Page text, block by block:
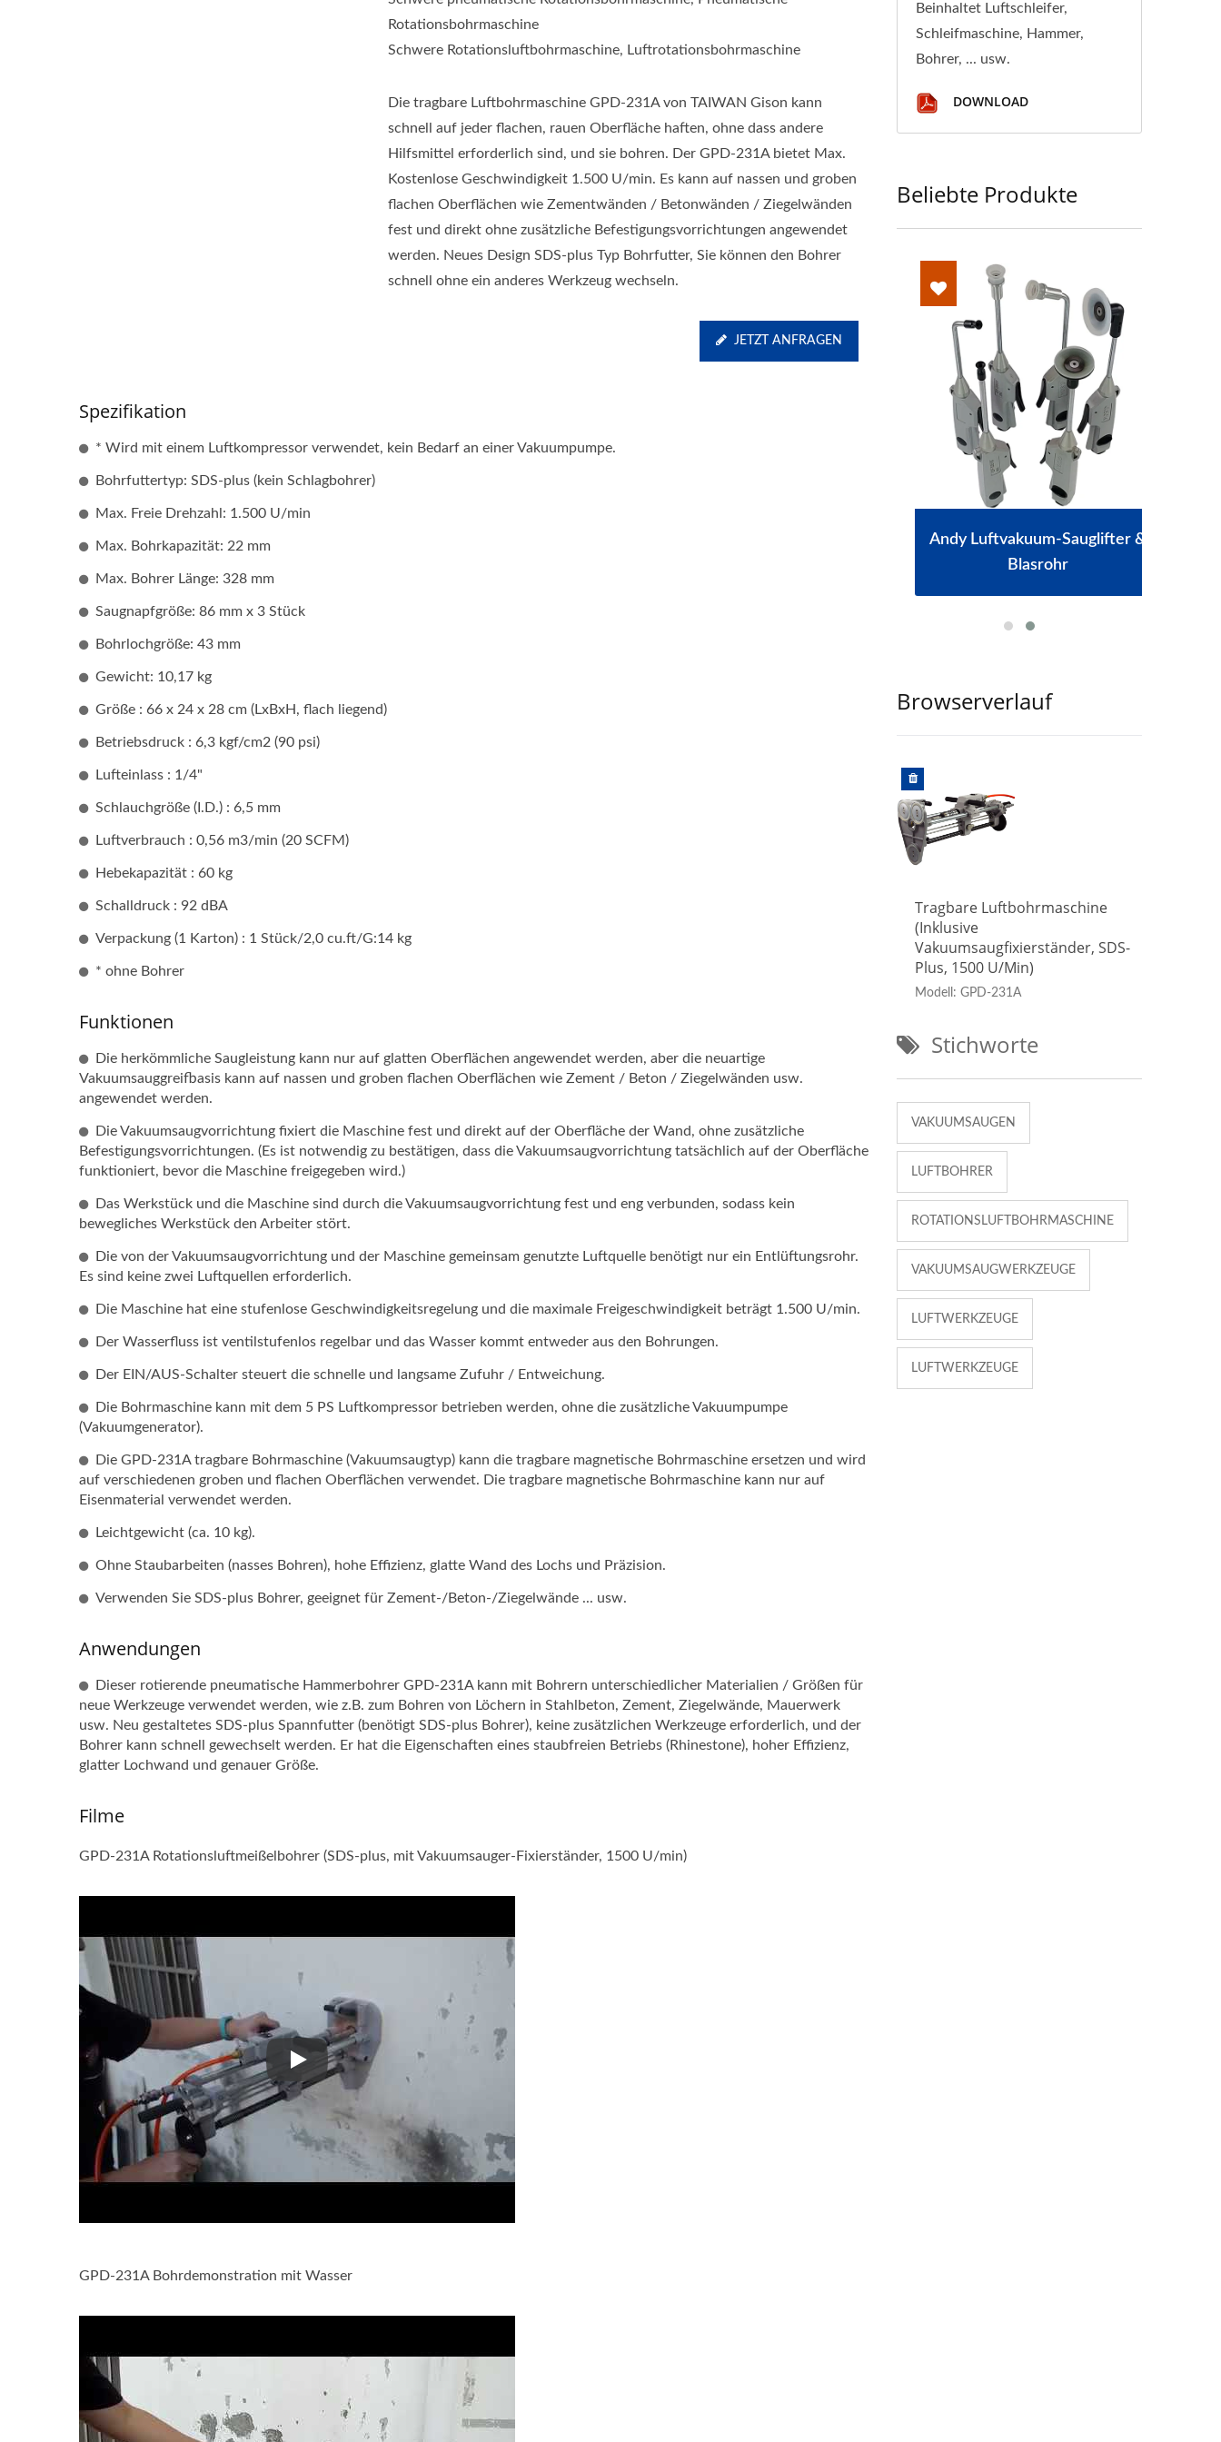
Rotationsbohrmaschine
Schwere Rotationsluftbohrmaschine, Luftrotationsbohrmaschine
Die tragbare Luftbohrmaschine GPD-231A von TAIWAN Gison kann
schnell auf jeder flachen, rauen Oberfläche haften, ohne dass andere
Hilfsmittel erforderlich sind, und sie bohren. Der GPD-231A bietet Max.
Kostenlose Geschwindigkeit 1.500 U/min. Es kann auf nassen und groben
flachen Oberflächen wie Zementwänden / Betonwänden / Ziegelwänden
fest und direkt ohne zusätzliche Befestigungsvorrichtungen angewendet
werden. Neues Design SDS-plus Typ Bohrfutter, Sie können den Bohrer
schnell ohne ein anderes Werkzeug wechseln.
JETZT ANFRAGEN
Spezifikation
* Wird mit einem Luftkompressor verwendet, kein Bedarf an einer Vakuumpumpe.
Bohrfuttertyp: SDS-plus (kein Schlagbohrer)
Max. Freie Drehzahl: 1.500 U/min
Max. Bohrkapazität: 22 mm
Max. Bohrer Länge: 328 mm
Saugnapfgröße: 86 mm x 3 Stück
Bohrlochgröße: 43 mm
Gewicht: 10,17 kg
Größe : 66 x 24 x 28 cm (LxBxH, flach liegend)
Betriebsdruck : 6,3 kgf/cm2 (90 psi)
Lufteinlass : 1/4"
Schlauchgröße (I.D.) : 6,5 mm
Luftverbrauch : 0,56 m3/min (20 SCFM)
Hebekapazität : 60 kg
Schalldruck : 92 dBA
Verpackung (1 Karton) : 1 Stück/2,0 cu.ft/G:14 kg
* ohne Bohrer
Funktionen
Die herkömmliche Saugleistung kann nur auf glatten Oberflächen angewendet werden, aber die neuartige
Vakuumsauggreifbasis kann auf nassen und groben flachen Oberflächen wie Zement / Beton / Ziegelwänden usw.
angewendet werden.
Die Vakuumsaugvorrichtung fixiert die Maschine fest und direkt auf der Oberfläche der Wand, ohne zusätzliche
Befestigungsvorrichtungen. (Es ist notwendig zu bestätigen, dass die Vakuumsaugvorrichtung tatsächlich auf der Oberfläche
funktioniert, bevor die Maschine freigegeben wird.)
Das Werkstück und die Maschine sind durch die Vakuumsaugvorrichtung fest und eng verbunden, sodass kein
bewegliches Werkstück den Arbeiter stört.
Die von der Vakuumsaugvorrichtung und der Maschine gemeinsam genutzte Luftquelle benötigt nur ein Entlüftungsrohr.
Es sind keine zwei Luftquellen erforderlich.
Die Maschine hat eine stufenlose Geschwindigkeitsregelung und die maximale Freigeschwindigkeit beträgt 1.500 U/min.
Der Wasserfluss ist ventilstufenlos regelbar und das Wasser kommt entweder aus den Bohrungen.
Der EIN/AUS-Schalter steuert die schnelle und langsame Zufuhr / Entweichung.
Die Bohrmaschine kann mit dem 5 PS Luftkompressor betrieben werden, ohne die zusätzliche Vakuumpumpe
(Vakuumgenerator).
Die GPD-231A tragbare Bohrmaschine (Vakuumsaugtyp) kann die tragbare magnetische Bohrmaschine ersetzen und wird
auf verschiedenen groben und flachen Oberflächen verwendet. Die tragbare magnetische Bohrmaschine kann nur auf
Eisenmaterial verwendet werden.
Leichtgewicht (ca. 10 kg).
Ohne Staubarbeiten (nasses Bohren), hohe Effizienz, glatte Wand des Lochs und Präzision.
Verwenden Sie SDS-plus Bohrer, geeignet für Zement-/Beton-/Ziegelwände ... usw.
Anwendungen
Dieser rotierende pneumatische Hammerbohrer GPD-231A kann mit Bohrern unterschiedlicher Materialien / Größen für
neue Werkzeuge verwendet werden, wie z.B. zum Bohren von Löchern in Stahlbeton, Zement, Ziegelwände, Mauerwerk
usw. Neu gestaltetes SDS-plus Spannfutter (benötigt SDS-plus Bohrer), keine zusätzlichen Werkzeuge erforderlich, und der
Bohrer kann schnell gewechselt werden. Er hat die Eigenschaften eines staubfreien Betriebs (Rhinestone), hoher Effizienz,
glatter Lochwand und genauer Größe.
Filme
GPD-231A Rotationsluftmeißelbohrer (SDS-plus, mit Vakuumsauger-Fixierständer, 1500 U/min)
GPD-231A Rotationsluftmeißelbohrer (SDS-plus, mit Vakuumsauger-Fixierständer, 1500 U/min)
GPD-231A Bohrdemonstration mit Wasser
Beinhaltet Luftschleifer,
Schleifmaschine, Hammer,
Bohrer, ... usw.
DOWNLOAD
Beliebte Produkte
Tragbare Luftbohrmaschine
Andy Luftvakuum-Sauglifter &
Blasrohr
Browserverlauf
Vakuumsaugfixierständer, SDS-
Tragbare Luftbohrmaschine
(inklusive
Vakuumsaugfixierständer, SDS-
Plus, 1500 U/min)
Modell: GPD-231A
Stichworte
VAKUUMSAUGEN
LUFTBOHRER
ROTATIONSLUFTBOHRMASCHINE
VAKUUMSAUGWERKZEUGE
LUFTWERKZEUGE
LUFTWERKZEUGE